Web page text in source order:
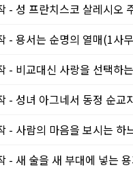
- 성 프란치스코 살레시
- 용서는 순명의 열매(1
- 비교대신 사랑을 선택
- 성녀 아그네서 동정 순
- 사람의 마음을 보시는
- 새 술을 새 부대에 넣는